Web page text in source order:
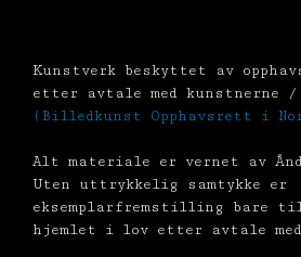
Kunstverk beskyttet av
etter avtale med kunstnerne /
(Billedkunst Opphavsrett i
Alt materiale er vernet av
Uten uttrykkelig samtykke er
eksemplarfremstilling bare
hjemlet i lov etter avtale med